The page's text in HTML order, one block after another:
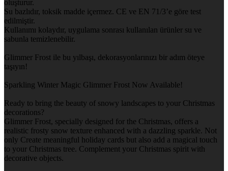
oluşturur.
Su bazlıdır, toksik madde içermez. CE ve EN 71/3’e göre test
edilmiştir.
Kullanımı kolaydır, uygulama sonrası kullanılan ürünler su ve
sabunla temizlenebilir.
Glimmer Frost ile bu yılbaşı, dekorasyonlarınızı bir adım öteye
taşıyın!
Sparkling Winter Magic Glimmer Frost Now Available!
Ready to bring the beauty of snowy landscapes to your Christmas
decorations?
Glimmer Frost, specially designed for the Christmas, offers a
realistic frosty snow texture enhanced with a dazzling sparkle. Not
only Create meaningful holiday cards but also add a magical touch
to your Christmas tree. Complement your Christmas spirit with
decorative objects.